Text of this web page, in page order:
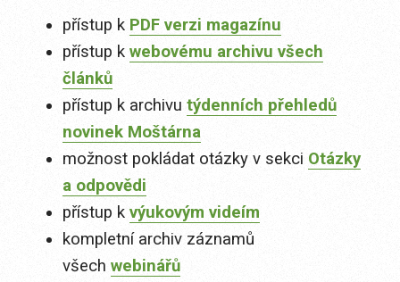
přístup k PDF verzi magazínu
přístup k webovému archivu všech
článků
přístup k archivu týdenních přehledů
novinek Moštárna
možnost pokládat otázky v sekci Otázky
a odpovědi
přístup k výukovým videím
kompletní archiv záznamů
všech webinářů